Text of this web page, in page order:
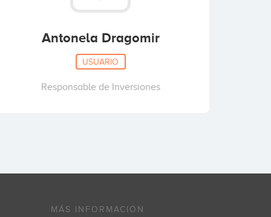
Antonela Dragomir
USUARIO
Responsable de Inversiones
MÁS INFORMACIÓN